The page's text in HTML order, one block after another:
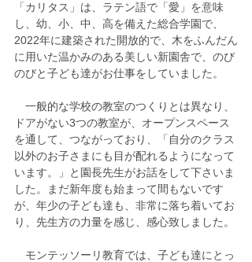
「カリタス」は、ラテン語で「愛」を意味
し、幼、小、中、高を備えた総合学園で、
2022年に建築された開放的で、木をふんだん
に用いた温かみのある美しい新園舎で、のび
のびと子ども達がお仕事をしていました。
一般的な学校の教室のつくりとは異なり、
ドアがない3つの教室が、オープンスペース
を通して、つながっており、「自分のクラス
以外のお子さまにも目が配れるようになって
います。」と園長先生がお話をして下さいま
した。まだ新年度も始まって間もないです
が、年少の子ども達も、非常に落ち着いてお
り、先生方の力量を感じ、感心致しました。
モンテッソーリ教育では、子ども達にとっ